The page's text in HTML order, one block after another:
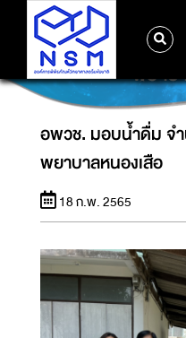
อพวช. มอบน้ำดื่ม จ
พยาบ
อพวช. มอบน้ำดื่ม จำ
พยาบาลหนองเสือ
18 ก.พ. 2565